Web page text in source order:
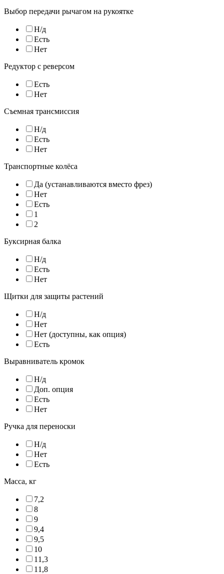
Выбор передачи рычагом на рукоятке
Н/д
Есть
Нет
Редуктор с реверсом
Есть
Нет
Съемная трансмиссия
Н/д
Есть
Нет
Транспортные колёса
Да (устанавливаются вместо фрез)
Нет
Есть
1
2
Буксирная балка
Н/д
Есть
Нет
Щитки для защиты растений
Н/д
Нет
Нет (доступны, как опция)
Есть
Выравниватель кромок
Н/д
Доп. опция
Есть
Нет
Ручка для переноски
Н/д
Нет
Есть
Масса, кг
7,2
8
9
9,4
9,5
10
11,3
11,8